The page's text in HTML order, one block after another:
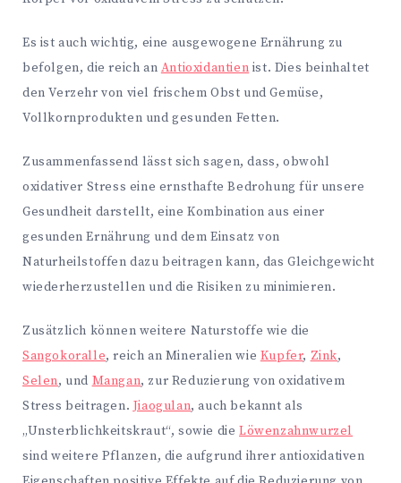
Es ist auch wichtig, eine ausgewogene Ernährung zu
befolgen, die reich an Antioxidantien ist. Dies beinhaltet
den Verzehr von viel frischem Obst und Gemüse,
Vollkornprodukten und gesunden Fetten.
Zusammenfassend lässt sich sagen, dass, obwohl
oxidativer Stress eine ernsthafte Bedrohung für unsere
Gesundheit darstellt, eine Kombination aus einer
gesunden Ernährung und dem Einsatz von
Naturheilstoffen dazu beitragen kann, das Gleichgewicht
wiederherzustellen und die Risiken zu minimieren.
Zusätzlich können weitere Naturstoffe wie die
Sangokoralle, reich an Mineralien wie Kupfer, Zink,
Selen, und Mangan, zur Reduzierung von oxidativem
Stress beitragen. Jiaogulan, auch bekannt als
„Unsterblichkeitskraut“, sowie dieLöwenzahnwurzel
sind weitere Pflanzen, die aufgrund ihrer antioxidativen